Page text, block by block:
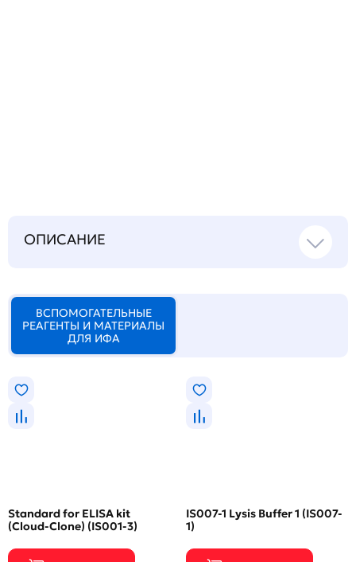
ОПИСАНИЕ
ВСПОМОГАТЕЛЬНЫЕ
РЕАГЕНТЫ И МАТЕРИАЛЫ
ДЛЯ ИФА
Standard for ELISA kit
(Cloud-Clone) (IS001-3)
IS007-1 Lysis Buffer 1 (IS007-
1)